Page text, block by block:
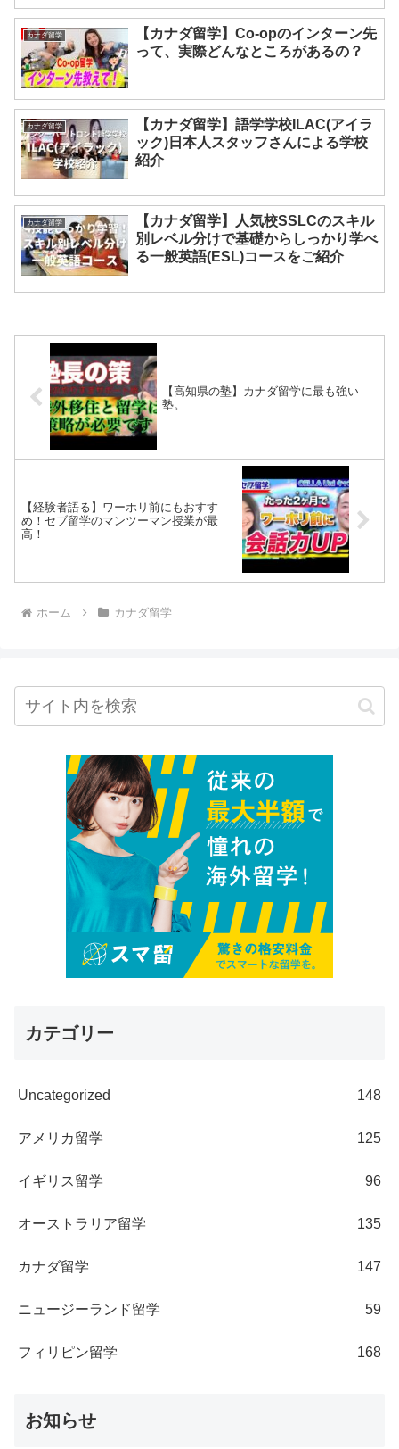
カナダ留学
【カナダ留学】Co-opのインターン先
って、実際どんなところがあるの？
カナダ留学
【カナダ留学】語学学校ILAC(アイラ
ック)日本人スタッフさんによる学校
紹介
カナダ留学
【カナダ留学】人気校SSLCのスキル
別レベル分けで基礎からしっかり学べ
る一般英語(ESL)コースをご紹介
【高知県の塾】カナダ留学に最も強い
塾。
【経験者語る】ワーホリ前にもおすす
め！セブ留学のマンツーマン授業が最
高！
ホーム カナダ留学
カテゴリー
Uncategorized 148
アメリカ留学 125
イギリス留学 96
オーストラリア留学 135
カナダ留学 147
ニュージーランド留学 59
フィリピン留学 168
お知らせ